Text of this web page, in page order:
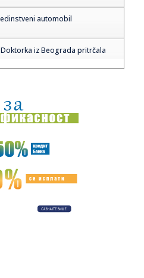
automobil
iz Beograda pritrčala
EP
OGROMNIM ULAGANJIMA:
Čovek stradao u požaru koji je
karijeru